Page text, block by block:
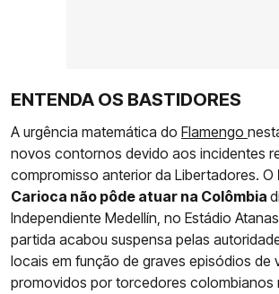
ENTENDA OS BASTIDORES
A urgência matemática do Flamengo
novos contornos devido aos incidentes
compromisso anterior da Libertadores. O
Carioca não pôde atuar na Colômbia
Independiente Medellín, no Estádio
partida acabou suspensa pelas
locais em função de graves episódios de
promovidos por torcedores colombianos